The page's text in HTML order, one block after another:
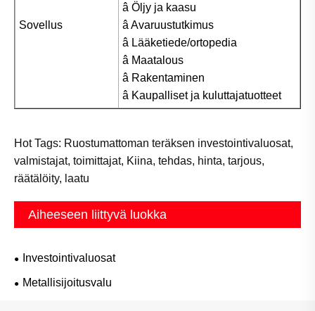
Sovellus
â Öljy ja kaasu
â Avaruustutkimus
â Lääketiede/ortopedia
â Maatalous
â Rakentaminen
â Kaupalliset ja kuluttajatuotteet
Hot Tags: Ruostumattoman teräksen investointivaluosat,
valmistajat, toimittajat, Kiina, tehdas, hinta, tarjous,
räätälöity, laatu
Aiheeseen liittyvä luokka
Investointivaluosat
Metallisijoitusvalu